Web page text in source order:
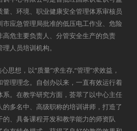
、环境、职业健康安全管理体系审核员
应急管理局批准的低压电工作业、危险
危主要负责人、分管安全生产的负责
人员培训机构。
思想，以“质量”求生存,“管理”求效益，
理理念。自创办以来，一直有效运行着
。在教学研究方面，荟萃了以中心主任
多名中、高级职称的培训讲师，打造了
、具备课程开发和教学能力的师资队